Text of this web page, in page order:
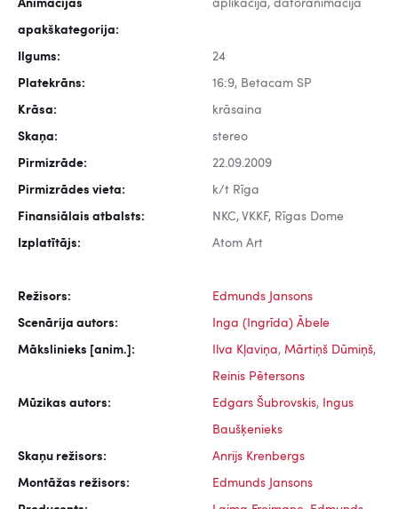
Animācijas
apakškategorija:
aplikācija, datoranimācija
Ilgums: 24
Platekrāns: 16:9, Betacam SP
Krāsa: krāsaina
Skaņa: stereo
Pirmizrāde: 22.09.2009
Pirmizrādes vieta: k/t Rīga
Finansiālais atbalsts: NKC, VKKF, Rīgas Dome
Izplatītājs: Atom Art
Režisors: Edmunds Jansons
Scenārija autors: Inga (Ingrīda) Ābele
Mākslinieks [anim.]: Ilva Kļaviņa, Mārtiņš Dūmiņš,
Reinis Pētersons
Mūzikas autors: Edgars Šubrovskis, Ingus
Baušķenieks
Skaņu režisors: Anrijs Krenbergs
Montāžas režisors: Edmunds Jansons